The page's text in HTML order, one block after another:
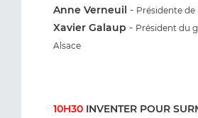
Anne Verneuil - Présidente de
Xavier Galaup - Président du
Alsace
10H30 INVENTER POUR